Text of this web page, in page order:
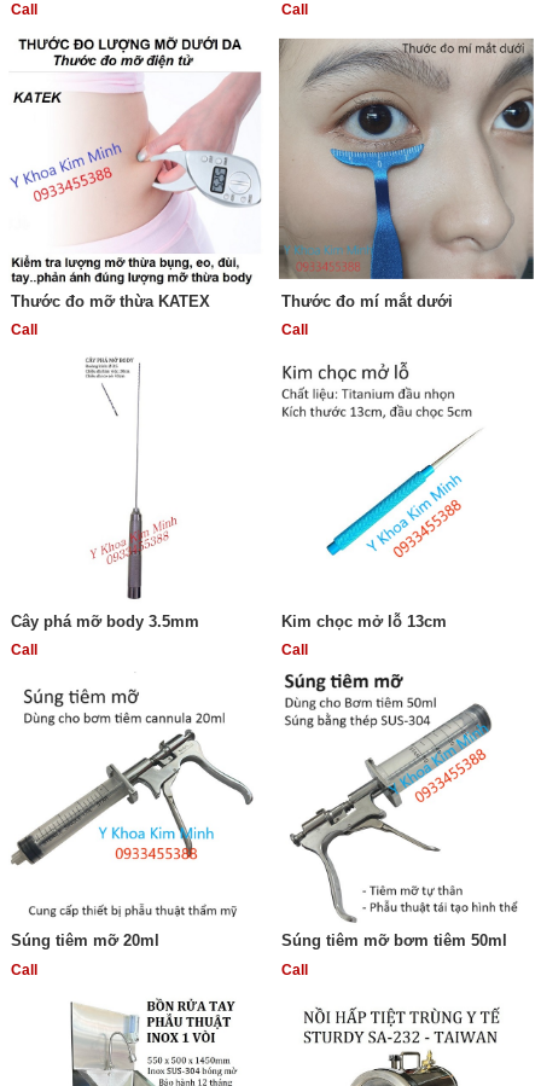
Call Call
Thước đo mỡ thừa KATEX
Call
Thước đo mí mắt dưới
Call
Cây phá mỡ body 3.5mm
Call
Kim chọc mở lỗ 13cm
Call
Súng tiêm mỡ 20ml
Call
Súng tiêm mỡ bơm tiêm 50ml
Call